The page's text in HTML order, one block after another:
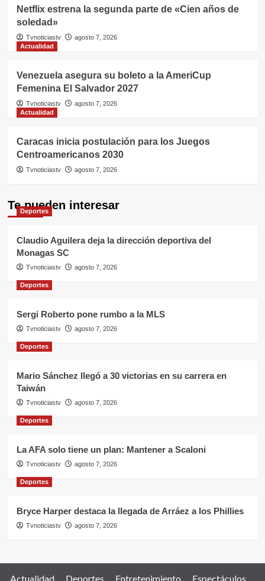
Netflix estrena la segunda parte de «Cien años de
soledad»
Tvnoticiastv
agosto 7, 2026
Actualidad
Venezuela asegura su boleto a la AmeriCup
Femenina El Salvador 2027
Tvnoticiastv
agosto 7, 2026
Actualidad
Caracas inicia postulación para los Juegos
Centroamericanos 2030
Tvnoticiastv agosto 7, 2026
Te pueden interesar
Deportes
Claudio Aguilera deja la dirección deportiva del
Monagas SC
Tvnoticiastv agosto 7, 2026
Deportes
Sergi Roberto pone rumbo a la MLS
Tvnoticiastv agosto 7, 2026
Deportes
Mario Sánchez llegó a 30 victorias en su carrera en
Taiwán
Tvnoticiastv agosto 7, 2026
Deportes
La AFA solo tiene un plan: Mantener a Scaloni
Tvnoticiastv agosto 7, 2026
Deportes
Bryce Harper destaca la llegada de Arráez a los Phillies
Tvnoticiastv agosto 7, 2026
Actualidad Deportes Entretenimiento Espectáculos